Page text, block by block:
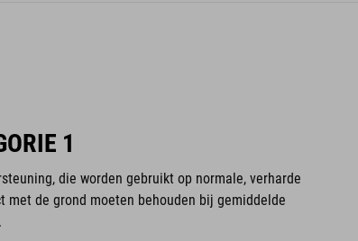
1
die worden gebruikt op normale, verharde
met de grond moeten behouden bij gemiddelde